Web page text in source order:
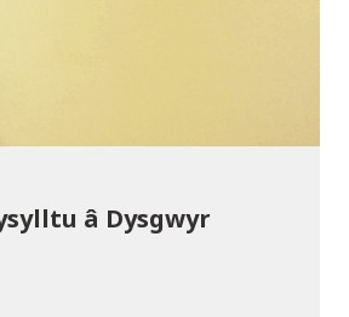
â Dysgwyr